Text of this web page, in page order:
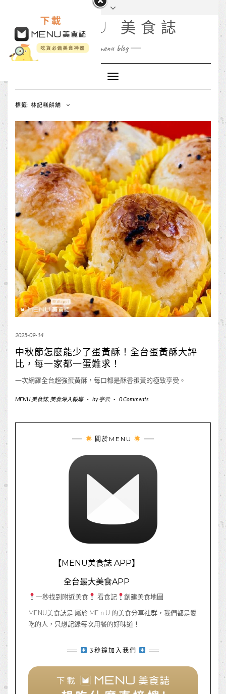
MENU 美食誌
menu blog
Toggle
Navigation
標籤: 林記糕餅舖
2025-09-14
中秋節怎麼能少了蛋黃酥！全台蛋黃酥大評
比，每一家都一蛋難求！
一次網羅全台超強蛋黃酥，每口都是酥香蛋黃的極致享受。
MENU 美食誌, 美食深入報導 - by亭云 - 0 Comments
關於MENU
【MENU美食誌 APP】
全台最大美食APP
一秒找到附近美食 看食記
創建美食地圖
MENU美食誌是 屬於 ME n U 的美食分享社群，我們都是愛
吃的人，只想記錄每次用餐的好味道！
3秒鐘加入我們